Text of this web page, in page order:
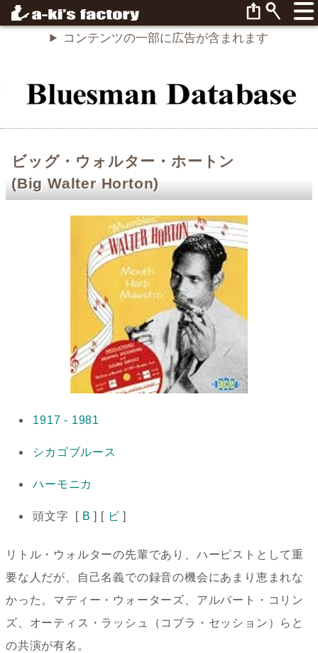
ビッグ・ウォルター・ホートン
(Big Walter Horton)
1917 - 1981
シカゴブルース
ハーモニカ
頭文字 [ B ] [ ビ ]
リトル・ウォルターの先輩であり、ハーピストとして重
要な人だが、自己名義での録音の機会にあまり恵まれな
かった。マディー・ウォーターズ、アルバート・コリン
ズ、オーティス・ラッシュ（コブラ・セッション）らと
の共演が有名。
コンテンツの一部に広告が含まれます